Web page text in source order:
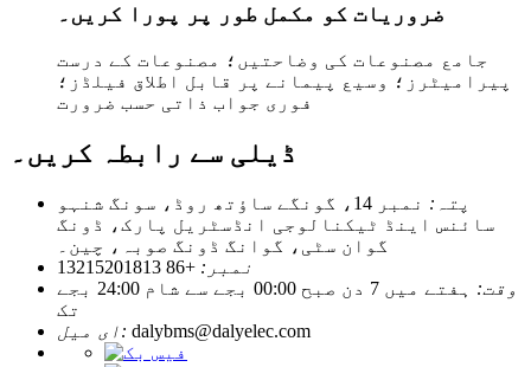
ضروریات کو مکمل طور پر پورا کریں۔
جامع مصنوعات کی وضاحتیں؛ مصنوعات کے درست
پیرامیٹرز؛ وسیع پیمانے پر قابل اطلاق فیلڈز؛
فوری جواب ذاتی حسب ضرورت
ڈیلی سے رابطہ کریں۔
پتہ:
نمبر 14، گونگے ساؤتھ روڈ، سونگ شنہو
سائنس اینڈ ٹیکنالوجی انڈسٹریل پارک، ڈونگ
گوان سٹی، گوانگ ڈونگ صوبہ، چین۔
نمبر: +86 13215201813
وقت:
ہفتے میں 7 دن صبح 00:00 بجے سے شام 24:00 بجے
تک
ای میل: dalybms@dalyelec.com